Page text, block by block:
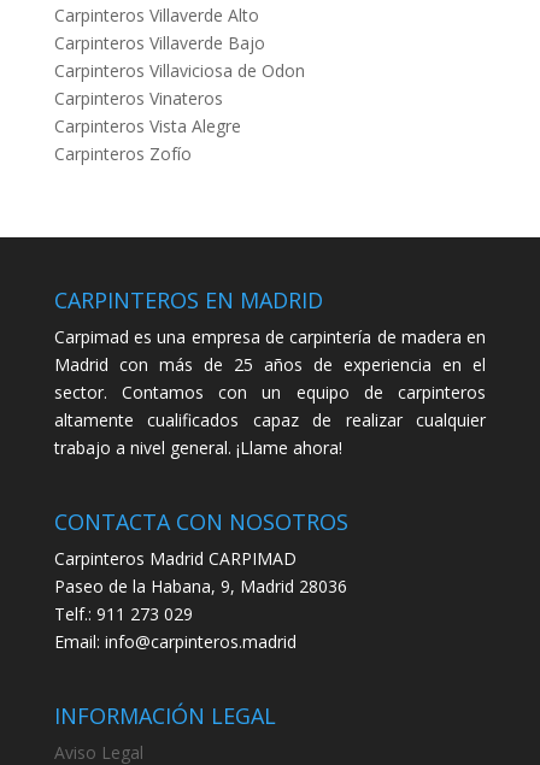
Carpinteros Villaverde Alto
Carpinteros Villaverde Bajo
Carpinteros Villaviciosa de Odon
Carpinteros Vinateros
Carpinteros Vista Alegre
Carpinteros Zofío
CARPINTEROS EN MADRID
Carpimad es una empresa de carpintería de madera en
Madrid con más de 25 años de experiencia en el
sector. Contamos con un equipo de carpinteros
altamente cualificados capaz de realizar cualquier
trabajo a nivel general. ¡Llame ahora!
CONTACTA CON NOSOTROS
Carpinteros Madrid CARPIMAD
Paseo de la Habana, 9, Madrid 28036
Telf.: 911 273 029
Email: info@carpinteros.madrid
INFORMACIÓN LEGAL
Aviso Legal